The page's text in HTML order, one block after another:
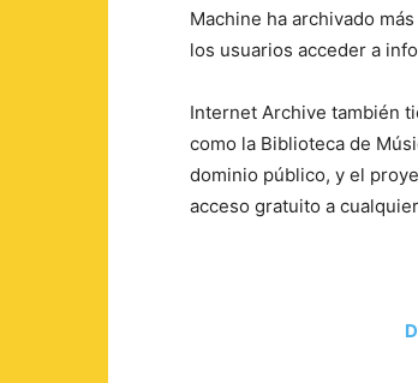
Machine ha archivado
los usuarios acceder a
Internet Archive también
como la Biblioteca de
dominio público, y el
acceso gratuito a